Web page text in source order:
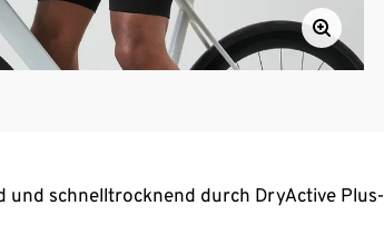
schnelltrocknend durch DryActive Plus-